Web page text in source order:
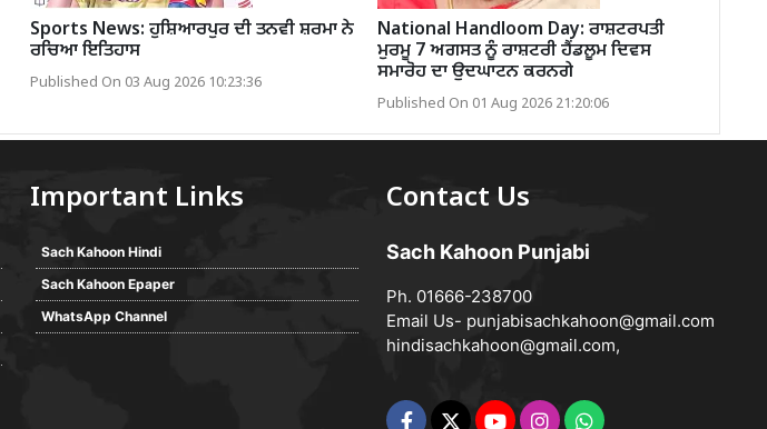
Sports News: ਹੁਸ਼ਿਆਰਪੁਰ ਦੀ ਤਨਵੀ ਸ਼ਰਮਾ ਨੇ
ਰਚਿਆ ਇਤਿਹਾਸ
Published On 03 Aug 2026 10:23:36
National Handloom Day: ਰਾਸ਼ਟਰਪਤੀ
ਮੁਰਮੂ 7 ਅਗਸਤ ਨੂੰ ਰਾਸ਼ਟਰੀ ਹੈਂਡਲੂਮ ਦਿਵਸ
ਸਮਾਰੋਹ ਦਾ ਉਦਘਾਟਨ ਕਰਨਗੇ
Published On 01 Aug 2026 21:20:06
Important Links
Sach Kahoon Hindi
Sach Kahoon Epaper
WhatsApp Channel
Contact Us
Sach Kahoon Punjabi
Ph. 01666-238700
Email Us- punjabisachkahoon@gmail.com
hindisachkahoon@gmail.com,